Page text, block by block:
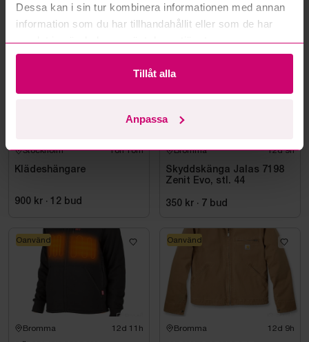
Dessa kan i sin tur kombinera informationen med annan
information som du har tillhandahållit eller som de har
samlat in när du har använt deras tjänster.
Tillåt alla
Anpassa
Mer från samma kategori
Stockholm 10h 10m
Klädeshängare
900 kr · 12 bud
Bromma 12d 9h
Skyddskänga Jalas 7198
Zenit Evo, stl. 44
350 kr · 7 bud
Bromma 12d 11h
Oanvänd
Bromma 12d 9h
Oanvänd